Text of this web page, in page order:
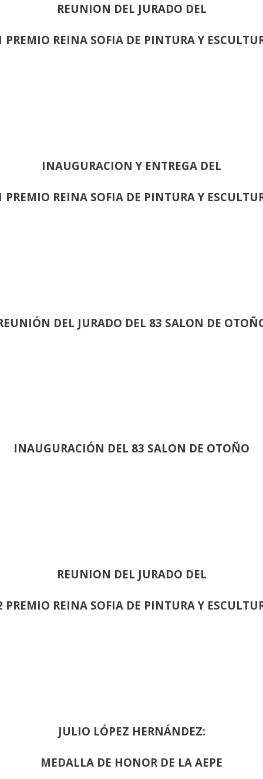
REUNION DEL JURADO DEL
PREMIO REINA SOFIA DE PINTURA Y
INAUGURACION Y ENTREGA DEL
PREMIO REINA SOFIA DE PINTURA Y
DEL JURADO DEL 83 SALON DE
INAUGURACIÓN DEL 83 SALON DE OTOÑO
REUNION DEL JURADO DEL
PREMIO REINA SOFIA DE PINTURA Y
JULIO LÓPEZ HERNÁNDEZ:
MEDALLA DE HONOR DE LA AEPE